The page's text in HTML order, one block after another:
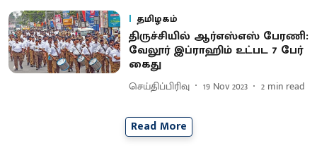
தமிழகம்
திருச்சியில் ஆர்எஸ்எஸ் பேரணி:
வேலூர் இப்ராஹிம் உட்பட 7 பேர்
கைது
செய்திப்பிரிவு 19 Nov 2023 2 min read
Read More